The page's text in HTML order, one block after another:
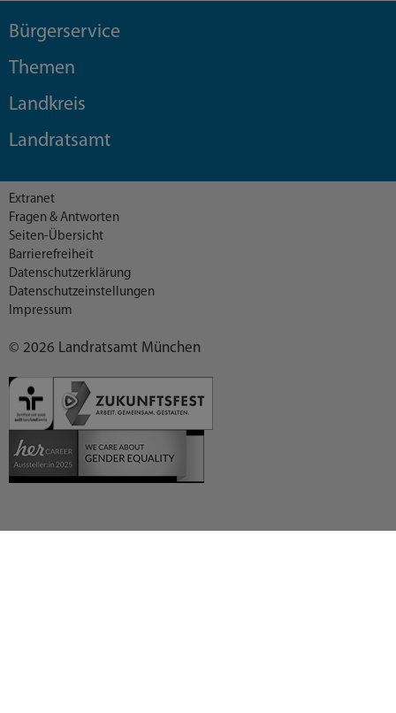
Bürgerservice
Themen
Landkreis
Landratsamt
© 2026 Landratsamt München
Extranet
Fragen & Antworten
Seiten-Übersicht
Barrierefreiheit
Datenschutzerklärung
Datenschutzeinstellungen
Impressum